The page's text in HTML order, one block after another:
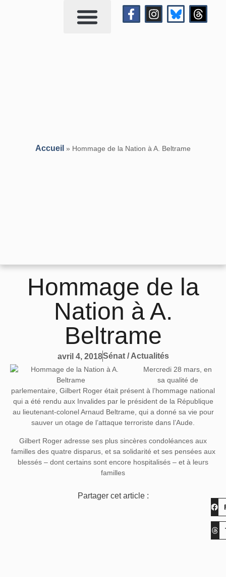
Accueil » Hommage de la Nation à A. Beltrame
Hommage de la
Nation à A.
Beltrame
avril 4, 2018Sénat / Actualités
Mercredi 28 mars, en
sa qualité de
parlementaire, Gilbert Roger était présent à l’hommage national
qui a été rendu aux Invalides par le président de la République
au lieutenant-colonel Arnaud Beltrame, qui a donné sa vie pour
sauver un otage de l’attaque terroriste dans l’Aude.
Gilbert Roger adresse ses plus sincères condoléances aux
familles des quatre disparus, et sa solidarité et ses pensées aux
blessés – dont certains sont encore hospitalisés – et à leurs
familles
Partager cet article :